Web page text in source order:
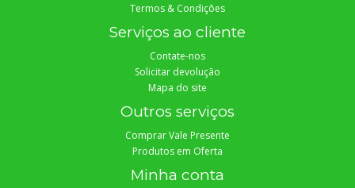
Termos & Condições
Serviços ao cliente
Contate-nos
Solicitar devolução
Mapa do site
Outros serviços
Comprar Vale Presente
Produtos em Oferta
Minha conta